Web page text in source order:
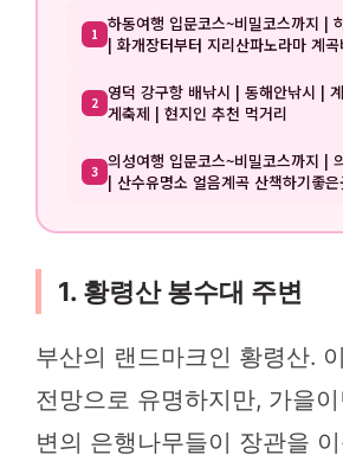
1 하동여행 입문코스~비밀코스까지 |
| 화개장터부터 지리산파노라마 계곡
2 영덕 강구항 배낚시 | 동해안낚시 |
게축제 | 현지인 추천 먹거리
3 의성여행 입문코스~비밀코스까지 |
| 산수유명소 얼음계곡 산책하기좋
1. 황령산 봉수대 주변
부산의 랜드마크인 황령산.
전망으로 유명하지만, 가을
변의 은행나무들이 장관을